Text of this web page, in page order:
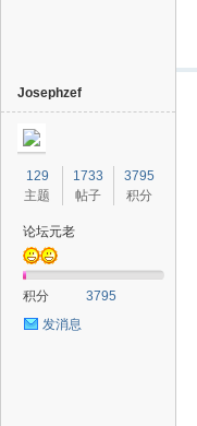
Josephzef
129
主题
1733
帖子
3795
积分
论坛元老
积分
3795
发消息